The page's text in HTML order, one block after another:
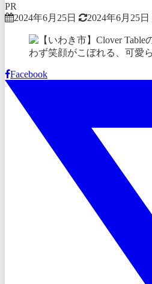
PR
2024年6月25日
2024年6月25日
Facebook